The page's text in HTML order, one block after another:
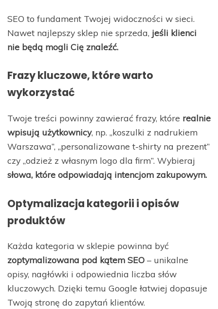
SEO to fundament Twojej widoczności w sieci.
Nawet najlepszy sklep nie sprzeda, jeśli klienci
nie będą mogli Cię znaleźć.
Frazy kluczowe, które warto
wykorzystać
Twoje treści powinny zawierać frazy, które realnie
wpisują użytkownicy, np. „koszulki z nadrukiem
Warszawa”, „personalizowane t-shirty na prezent”
czy „odzież z własnym logo dla firm”. Wybieraj
słowa, które odpowiadają intencjom zakupowym.
Optymalizacja kategorii i opisów
produktów
Każda kategoria w sklepie powinna być
zoptymalizowana pod kątem SEO – unikalne
opisy, nagłówki i odpowiednia liczba słów
kluczowych. Dzięki temu Google łatwiej dopasuje
Twoją stronę do zapytań klientów.